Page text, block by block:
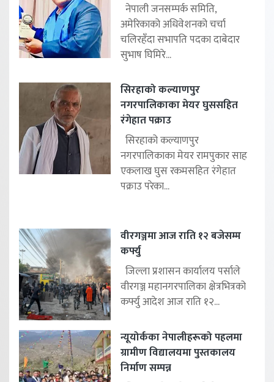
नेपाली जनसम्पर्क समिति,
अमेरिकाको अधिवेशनको चर्चा
चलिरहॅंदा सभापति पदका दाबेदार
सुभाष घिमिरे...
सिरहाको कल्याणपुर
नगरपालिकाका मेयर घुससहित
रंगेहात पक्राउ
सिरहाको कल्याणपुर
नगरपालिकाका मेयर रामपुकार साह
एकलाख घुस रकमसहित रंगेहात
पक्राउ परेका...
वीरगञ्जमा आज राति १२ बजेसम्म
कर्फ्यु
जिल्ला प्रशासन कार्यालय पर्साले
वीरगञ्ज महानगरपालिका क्षेत्रभित्रको
कर्फ्यु आदेश आज राति १२...
न्यूयोर्कका नेपालीहरूको पहलमा
ग्रामीण विद्यालयमा पुस्तकालय
निर्माण सम्पन्न